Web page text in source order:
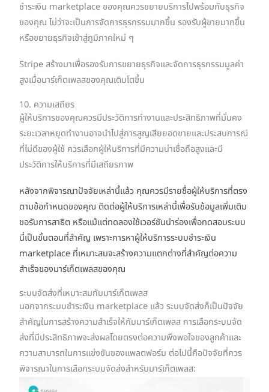
ชำระเงิน marketplace ของคุณควรขยายบริการไปพร้อมกับธุรกิจ
ของคุณ ไม่ว่าจะเป็นการจัดการธุรกรรมมากขึ้น รองรับผู้ขายมากขึ้น
หรือขยายธุรกิจเข้าสู่ภูมิภาคใหม่ ๆ
Stripe สร้างมาเพื่อรองรับการขยายธุรกิจและจัดการธุรกรรมมูลค่า
สูงเมื่อมาร์เก็ตเพลสของคุณเติบโตขึ้น
10. ความเสถียร
ผู้ให้บริการของคุณควรมีประวัติการทำงานและประสิทธิภาพที่มั่นคง
ระยะเวลาหยุดทำงานอาจนำไปสู่การสูญเสียยอดขายและประสบการณ์
ที่ไม่ดีของผู้ใช้ ควรเลือกผู้ให้บริการที่มีความน่าเชื่อถือสูงและมี
ประวัติการให้บริการที่มีเสถียรภาพ
หลังจากพิจารณาปัจจัยเหล่านี้แล้ว คุณควรมีรายชื่อผู้ให้บริการที่ตรง
ตามข้อกำหนดของคุณ ติดต่อผู้ให้บริการเหล่านี้เพื่อรับข้อมูลเพิ่มเติม
ขอรับการสาธิต หรือแม้แต่ทดลองใช้เวอร์ชันนำร่องเพื่อทดสอบระบบ
นี่เป็นขั้นตอนที่สำคัญ เพราะการหาผู้ให้บริการระบบชำระเงิน
marketplace ที่เหมาะสมจะสร้างความแตกต่างที่สำคัญต่อความ
สำเร็จของมาร์เก็ตเพลสของคุณ
ระบบจัดส่งที่เหมาะสมกับมาร์เก็ตเพลส
นอกจากระบบชำระเงิน marketplace แล้ว ระบบจัดส่งก็เป็นปัจจัย
สำคัญในการสร้างความสำเร็จให้กับมาร์เก็ตเพลส การเลือกระบบจัด
ส่งที่มีประสิทธิภาพจะส่งผลโดยตรงต่อความพึงพอใจของลูกค้าและ
ความสามารถในการแข่งขันของแพลตฟอร์ม ต่อไปนี้คือปัจจัยที่ควร
พิจารณาในการเลือกระบบจัดส่งสำหรับมาร์เก็ตเพลส: